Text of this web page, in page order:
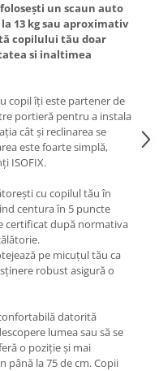
un scaun auto
13 kg sau aproximativ
copilului tău doar
si inaltimea
copil îți este partener de
portieră pentru a instala
cât și reclinarea se
este foarte simplă,
ISOFIX.
cu copilul tău în
centura în 5 puncte
certificat după normativa
pe micuțul tău ca
robust asigură o
datorită
lumea sau să se
o poziție și mai
până la 75 de cm. Copii